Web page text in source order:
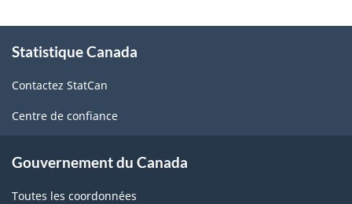
propos
ce
site
Statistique Canada
Contactez StatCan
Centre de confiance
Gouvernement du Canada
Toutes les coordonnées